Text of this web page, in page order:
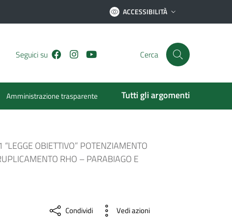
ACCESSIBILITÀ
Seguici su Facebook
Instagram Cerca
Amministrazione trasparente Tutti gli argomenti
OBIETTIVO” POTENZIAMENTO
RHO – PARABIAGO E
Condividi Vedi azioni